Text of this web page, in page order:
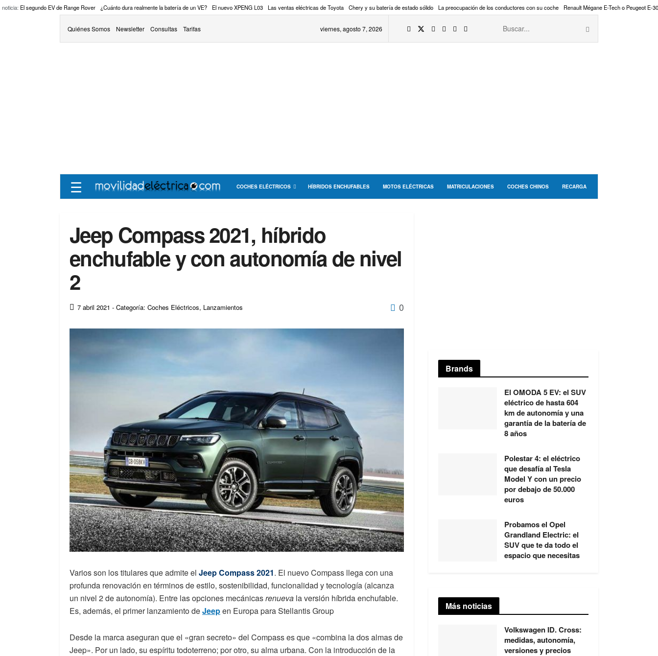
noticia: El segundo EV de Range Rover ¿Cuánto dura realmente la batería de un VE? El nuevo XPENG L03 Las ventas eléctricas de Toyota Chery y su batería de estado sólido La preocupación de los conductores con su coche Renault Mégane E-Tech o Peugeot E-
Quiénes Somos Newsletter Consultas Tarifas viernes, agosto 7, 2026
☰ COCHES ELÉCTRICOS HÍBRIDOS ENCHUFABLES MOTOS ELÉCTRICAS MATRICULACIONES COCHES CHINOS RECARGA
Jeep Compass 2021, híbrido
enchufable y con autonomía de nivel
2
7 abril 2021 - Categoría: Coches Eléctricos, Lanzamientos 0
Varios son los titulares que admite el Jeep Compass 2021. El nuevo Compass llega con una
profunda renovación en términos de estilo, sostenibilidad, funcionalidad y tecnología (alcanza
un nivel 2 de autonomía). Entre las opciones mecánicasrenueva la versión híbrida enchufable.
Es, además, el primer lanzamiento deJeepen Europa para Stellantis Group
Desde la marca aseguran que el «gran secreto» del Compass es que «combina la dos almas de
Jeep». Por un lado, su espíritu todoterreno; por otro, su alma urbana. Con la introducción de la
Brands
El OMODA 5 EV: el SUV
eléctrico de hasta 604
km de autonomía y una
garantía de la batería de
8 años
Polestar 4: el eléctrico
que desafía al Tesla
Model Y con un precio
por debajo de 50.000
euros
Probamos el Opel
Grandland Electric: el
SUV que te da todo el
espacio que necesitas
Más noticias
Volkswagen ID. Cross:
medidas, autonomía,
versiones y precios